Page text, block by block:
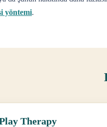
yöntemi.
Therapy